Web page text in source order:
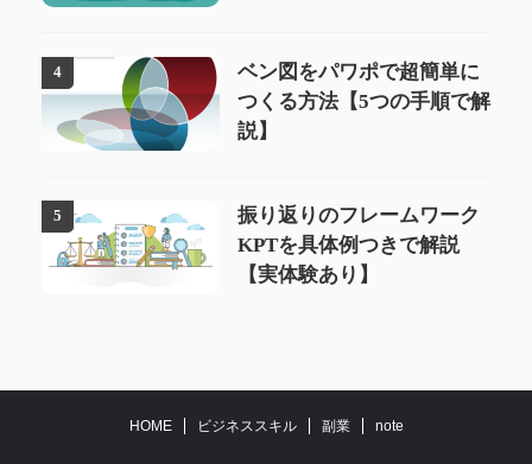
4
ベン図をパワポで超簡単に
つくる方法【5つの手順で解
説】
5
振り返りのフレームワーク
KPTを具体例つきで解説
【実体験あり】
HOME ビジネススキル 副業 note